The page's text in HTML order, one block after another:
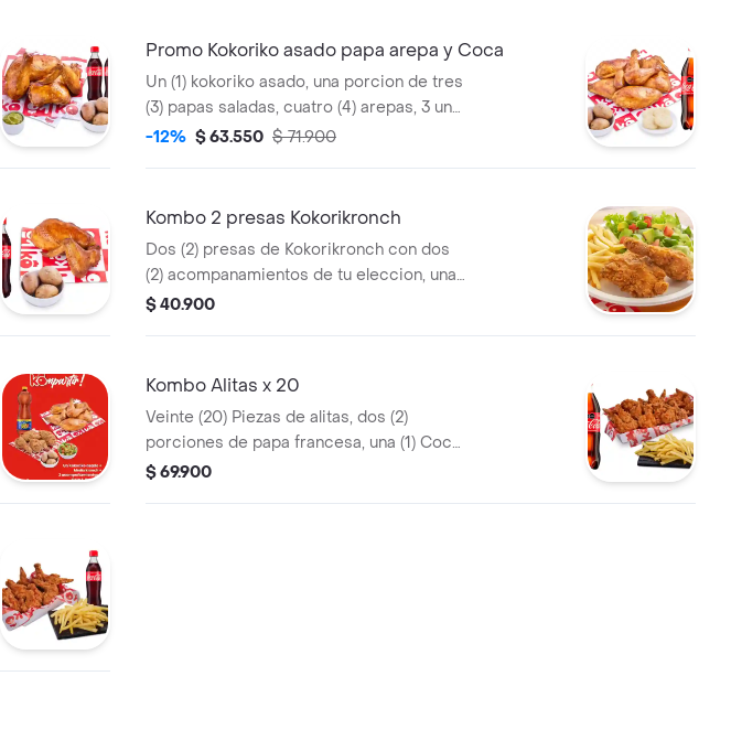
Promo Kokoriko asado papa arepa y Coca
Un (1) kokoriko asado, una porcion de tres
(3) papas saladas, cuatro (4) arepas, 3 und
de aji y una (1) Coca cola 1,5lt
-12% $ 63.550 $ 71.900
Kombo 2 presas Kokorikronch
Dos (2) presas de Kokorikronch con dos
(2) acompanamientos de tu eleccion, una
(1) Coca Cola 400 ml y 1 und de miel
$ 40.900
Kombo Alitas x 20
Veinte (20) Piezas de alitas, dos (2)
porciones de papa francesa, una (1) Coca
cola 1.5 lt,1 opción salsa alitas y 2 und de
$ 69.900